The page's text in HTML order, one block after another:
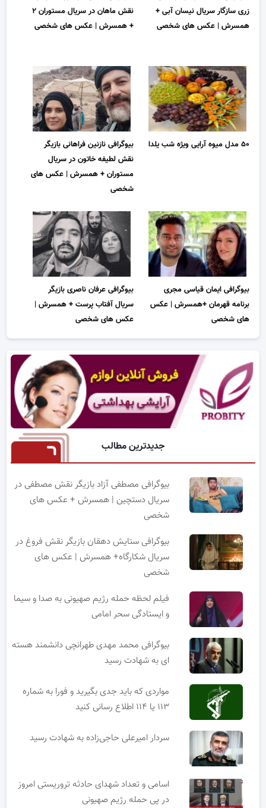
زری سازگار سریال نیسان آبی +
همسرش | عکس های شخصی
نقش ماهان در سریال مستوران ۲
+ همسرش | عکس های شخصی
۵۰ مدل میوه آرایی ویژه شب یلدا
بیوگرافی نازنین فراهانی بازیگر
نقش لطیفه خاتون در سریال
مستوران + همسرش | عکس های
شخصی
بیوگرافی ایمان قیاسی مجری
برنامه قهرمان +همسرش | عکس
های شخصی
بیوگرافی عرفان ناصری بازیگر
سریال آفتاب پرست + همسرش |
عکس های شخصی
جدیدترین مطالب
بیوگرافی مصطفی آزاد بازیگر نقش مصطفی در
سریال دستچین | همسرش + عکس های
شخصی
بیوگرافی ستایش دهقان بازیگر نقش فروغ در
سریال شکارگاه+ همسرش | عکس های
شخصی
فیلم لحظه حمله رژیم صهیونی به صدا و سیما
و ایستادگی سحر امامی
بیوگرافی محمد مهدی طهرانچی دانشمند هسته
ای به شهادت رسید
مواردی که باید جدی بگیرید و فورا به شماره
۱۱۳ یا ۱۱۴ اطلاع رسانی کنید
سردار امیرعلی حاجی‌زاده به شهادت رسید
اسامی و تعداد شهدای حادثه تروریستی امروز
در پی حمله رژیم صهیونی